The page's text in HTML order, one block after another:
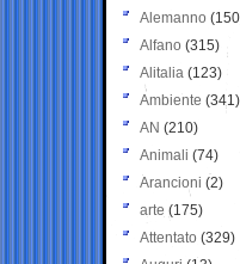
Alemanno
Alfano (315)
Alitalia (123)
Ambiente (341)
AN (210)
Animali (74)
Arancioni (2)
arte (175)
Attentato (329)